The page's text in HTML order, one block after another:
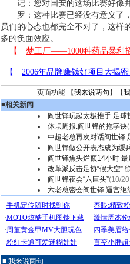
记：您对国安的这场比赛好像
罗：这种比赛已经没有意义了，
员们的心态也都完全不对了，这样
多的负面效应。
页面功能 【我来说两句 】【
■相关新闻
阎世铎玩起太极推手 足球
体坛周报:阎世铎的拖字诀
中超老总再次对话阎世铎
阎世铎做公开表态成为缓
阎世铎焦头烂额14小时
改革派反击足协“假大空”
阎世铎夜会“六巨头”(10/
六老总密会阎世铎 逼宫继
■ 我来说两句